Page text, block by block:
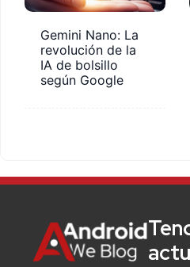
Gemini Nano: La
revolución de la
IA de bolsillo
según Google